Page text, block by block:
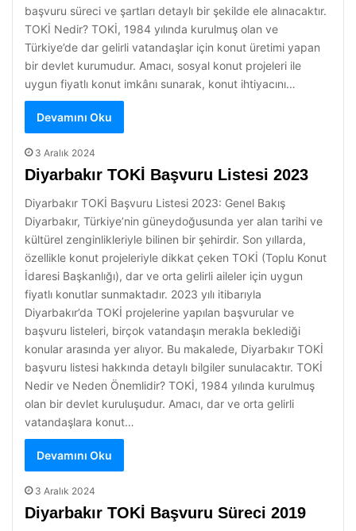
başvuru süreci ve şartları detaylı bir şekilde ele alınacaktır.
TOKİ Nedir? TOKİ, 1984 yılında kurulmuş olan ve
Türkiye’de dar gelirli vatandaşlar için konut üretimi yapan
bir devlet kurumudur. Amacı, sosyal konut projeleri ile
uygun fiyatlı konut imkânı sunarak, konut ihtiyacını…
Devamını Oku
3 Aralık 2024
Diyarbakır TOKİ Başvuru Listesi 2023
Diyarbakır TOKİ Başvuru Listesi 2023: Genel Bakış
Diyarbakır, Türkiye’nin güneydoğusunda yer alan tarihi ve
kültürel zenginlikleriyle bilinen bir şehirdir. Son yıllarda,
özellikle konut projeleriyle dikkat çeken TOKİ (Toplu Konut
İdaresi Başkanlığı), dar ve orta gelirli aileler için uygun
fiyatlı konutlar sunmaktadır. 2023 yılı itibarıyla
Diyarbakır’da TOKİ projelerine yapılan başvurular ve
başvuru listeleri, birçok vatandaşın merakla beklediği
konular arasında yer alıyor. Bu makalede, Diyarbakır TOKİ
başvuru listesi hakkında detaylı bilgiler sunulacaktır. TOKİ
Nedir ve Neden Önemlidir? TOKİ, 1984 yılında kurulmuş
olan bir devlet kuruluşudur. Amacı, dar ve orta gelirli
vatandaşlara konut…
Devamını Oku
3 Aralık 2024
Diyarbakır TOKİ Başvuru Süreci 2019